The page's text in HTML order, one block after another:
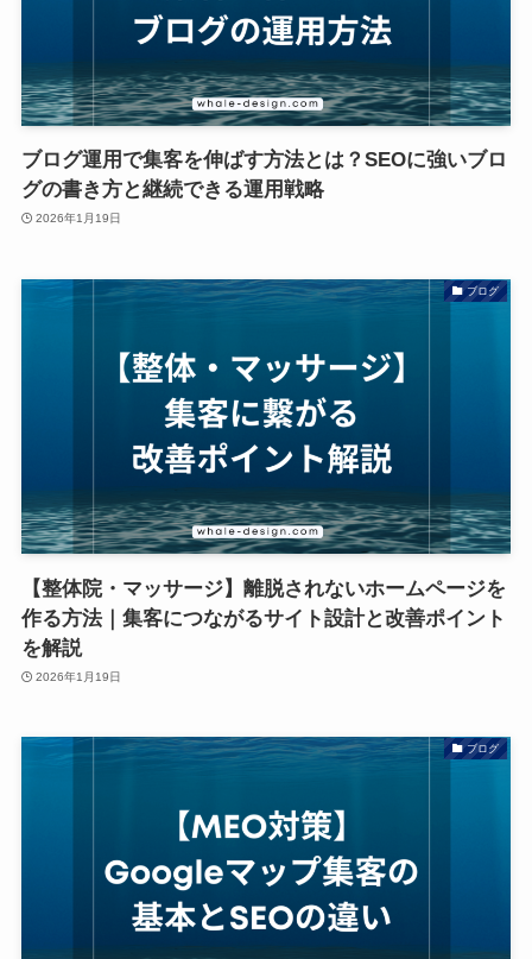
ブログ運用で集客を伸ばす方法とは？SEOに強いブロ
グの書き方と継続できる運用戦略
2026年1月19日
ブログ
【整体院・マッサージ】離脱されないホームページを
作る方法｜集客につながるサイト設計と改善ポイント
を解説
2026年1月19日
ブログ